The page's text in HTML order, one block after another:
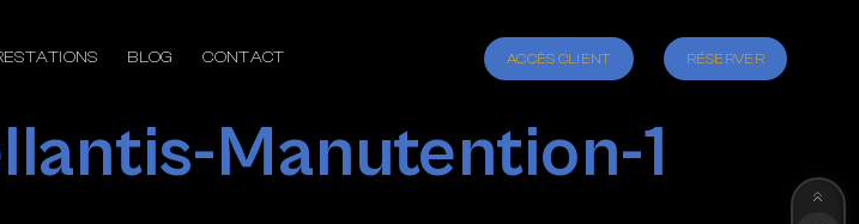
BLOG CONTACT ACCÈS CLIENT RÉSERVER
Manutention-1 Dark